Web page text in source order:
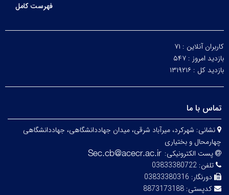
فهرست کامل
کاربران آنلاین : ۷۱
بازدید امروز : ۵۴۷
بازدید کل : ۱۳۱۹۲۱۶
تماس با ما
نشانی: شهرکرد، میرآباد شرقی، میدان جهاددانشگاهی، جهاددانشگاهی
چهارمحال و بختیاری
پست الکترونیکی:
تلفن: 03833380722
دورنگار: 03833380316
کدپستی: 8873173188